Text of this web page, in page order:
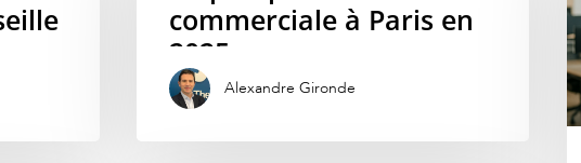
commerciale à Paris en
2025
Alexandre Gironde